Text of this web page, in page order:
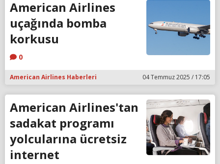
American Airlines
uçağında bomba
korkusu
0
American Airlines Haberleri 04 Temmuz 2025 / 17:05
American Airlines'tan
sadakat programı
yolcularına ücretsiz
internet